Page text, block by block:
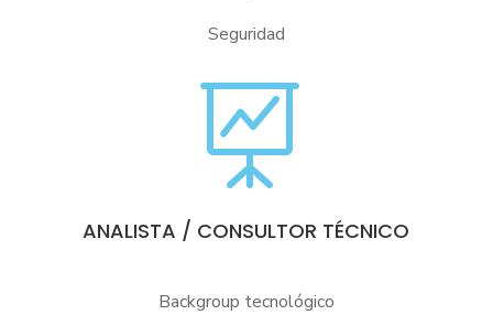
Seguridad

ANALISTA / CONSULTOR TÉCNICO
Backgroup tecnológico